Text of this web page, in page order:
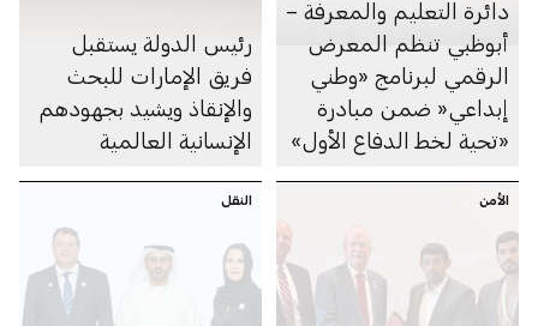
دائرة التعليم والمعرفة –
أبوظبي تنظم المعرض
الرقمي لبرنامج «وطني
إبداعي« ضمن مبادرة
«تحية لخط الدفاع الأول»
رئيس الدولة يستقبل
فريق الإمارات للبحث
والإنقاذ ويشيد بجهودهم
الإنسانية العالمية
الأمن النقل